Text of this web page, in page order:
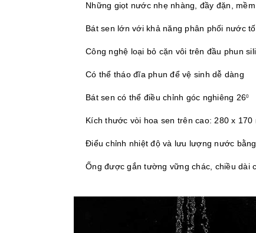
Những giọt nước nhẹ nhàng, đầy đặn,
Bát sen lớn với khả năng phân phối nước
Công nghệ loại bỏ cặn vôi trên đầu phun
Có thể tháo đĩa phun để vệ sinh dễ dàng
Bát sen có thể điều chỉnh góc nghiêng 260
Kích thước vòi hoa sen trên cao: 280 x 170
Điểu chỉnh nhiệt độ và lưu lượng nước
Ống được gắn tường vững chác, chiều dài